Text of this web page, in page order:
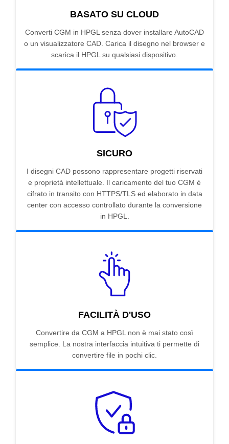
BASATO SU CLOUD
Converti CGM in HPGL senza dover installare AutoCAD
o un visualizzatore CAD. Carica il disegno nel browser e
scarica il HPGL su qualsiasi dispositivo.
SICURO
I disegni CAD possono rappresentare progetti riservati
e proprietà intellettuale. Il caricamento del tuo CGM è
cifrato in transito con HTTPS/TLS ed elaborato in data
center con accesso controllato durante la conversione
in HPGL.
FACILITÀ D'USO
Convertire da CGM a HPGL non è mai stato così
semplice. La nostra interfaccia intuitiva ti permette di
convertire file in pochi clic.